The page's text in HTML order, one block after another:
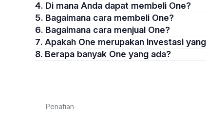
4. Di mana Anda dapat membeli One?
5. Bagaimana cara membeli One?
6. Bagaimana cara menjual One?
7. Apakah One merupakan investasi
8. Berapa banyak One yang ada?
Penafian